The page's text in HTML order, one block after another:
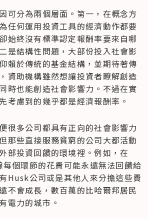
可分為兩個層面。第一，在概念方
任何運用投資工具的經濟動作都要
始終沒有標準認定報酬率要來自哪
是結構性問題，大部份投入社會影
賴於傳統的基金結構，並期待著傳
資助機構雖然想讓投資者瞭解創造
時也能創造社會影響力。不過在實
考慮到的幾乎都是經濟報酬率。
很多公司都具有正向的社會影響力
那些直接服務貧窮的公司大都活動
部投資回饋的環境裡。例如，在
個環節的花費可能永遠無法回饋給
Husk公司或是其他人來分擔這些費
不會成長，數百萬的比哈爾邦居民
電力的城市。